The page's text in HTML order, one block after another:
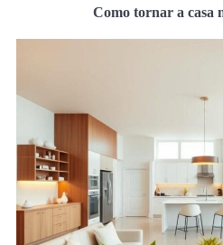
Como tornar a casa